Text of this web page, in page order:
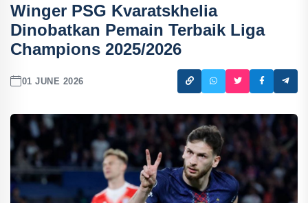
Winger PSG Kvaratskhelia
Dinobatkan Pemain Terbaik Liga
Champions 2025/2026
01 JUNE 2026